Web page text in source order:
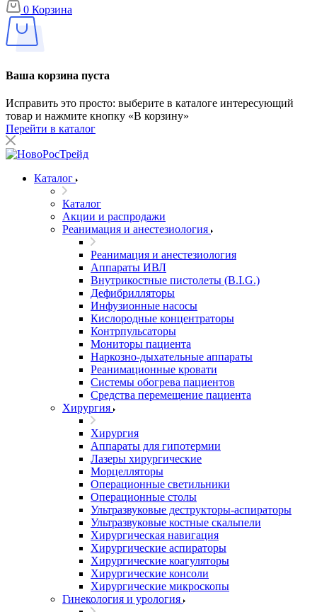
0 Корзина
Ваша корзина пуста
Исправить это просто: выберите в каталоге интересующий
товар и нажмите кнопку «В корзину»
Перейти в каталог
Каталог
Каталог
Акции и распродажи
Реанимация и анестезиология
Реанимация и анестезиология
Аппараты ИВЛ
Внутрикостные пистолеты (B.I.G.)
Дефибрилляторы
Инфузионные насосы
Кислородные концентраторы
Контрпульсаторы
Мониторы пациента
Наркозно-дыхательные аппараты
Реанимационные кровати
Системы обогрева пациентов
Средства перемещение пациента
Хирургия
Хирургия
Аппараты для гипотермии
Лазеры хирургические
Морцелляторы
Операционные светильники
Операционные столы
Ультразвуковые деструкторы-аспираторы
Ультразвуковые костные скальпели
Хирургическая навигация
Хирургические аспираторы
Хирургические коагуляторы
Хирургические консоли
Хирургические микроскопы
Гинекология и урология